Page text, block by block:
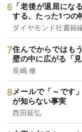
「老後が退屈にな
する、たった1つの
ダイヤモンド社書籍
住んでからではも
壁の中に広がる「
長嶋 修
メールで「～です
が知らない事実
西田延弘